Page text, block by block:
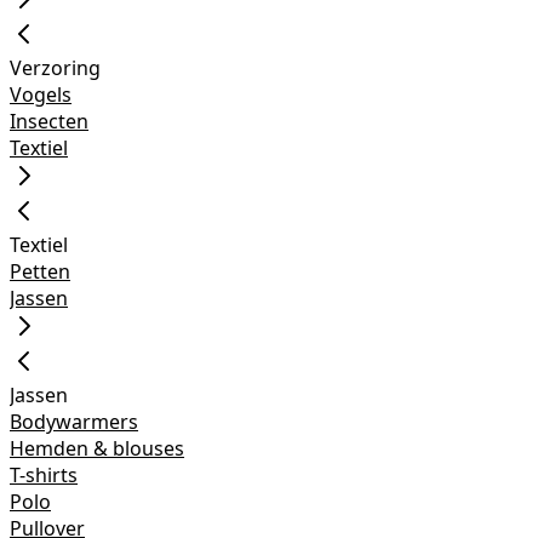
Verzoring
Vogels
Insecten
Textiel
Textiel
Petten
Jassen
Jassen
Bodywarmers
Hemden & blouses
T-shirts
Polo
Pullover